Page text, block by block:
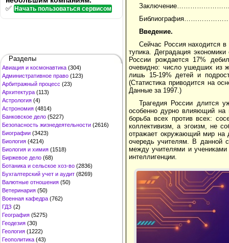
✅ Начать пользоваться сервисом
Разделы
Авиация и космонавтика (304)
Административное право (123)
Арбитражный процесс (23)
Архитектура (113)
Астрология (4)
Астрономия (4814)
Банковское дело (5227)
Безопасность жизнедеятельности (2616)
Биографии (3423)
Биология (4214)
Биология и химия (1518)
Биржевое дело (68)
Ботаника и сельское хоз-во (2836)
Бухгалтерский учет и аудит (8269)
Валютные отношения (50)
Ветеринария (50)
Военная кафедра (762)
ГДЗ (2)
География (5275)
Геодезия (30)
Геология (1222)
Геополитика (43)
Введение.
Сейчас Россия находится
тупика. Деградация
России рождается 17%
очевидно: число ушедших из
лишь 15-19% детей и
(Статистика приводится на
Данные за 1997.)
Трагедия России длится
особенно дурно влияющий на
борьба всех против всех:
коллективизм, а эгоизм, не
отражает окружающий мир
очередь учителям. В данной
между учителями и учениками
интеллигенции.